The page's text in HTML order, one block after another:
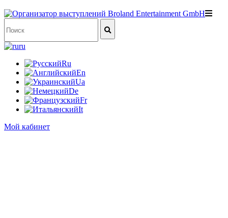
ru
Ru
En
Ua
De
Fr
It
Мой кабинет